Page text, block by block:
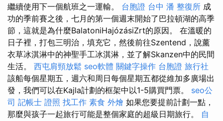
繼續使用下一個航班之一運輸。 台胞證 台中 潘 整復所 成
功的季前賽之後，七月的第一個週末開始了巴拉頓湖的高季
節，這就是為什麼BalatoniHajózásiZrt的原因。 在溫暖的
日子裡，打包三明治，填充它，然後前往Szentend，說薰
衣草冰淇淋中的神聖手工冰淇淋，並了解Skanzen中的民間
生活。 西屯肩頸放鬆 seo軟體 關鍵字操作 台胞證 旅行社
該船每個星期五，週六和周日每個星期五都從維加多廣場出
發，我們可以在Kajla計劃的框架中以1-5購買門票。 seo公
司 記帳士 證照 找工作 素食 外燴 如果您要提前計劃一點，
那麼與孩子一起旅行可能是整個家庭的超級日期旅行。 自